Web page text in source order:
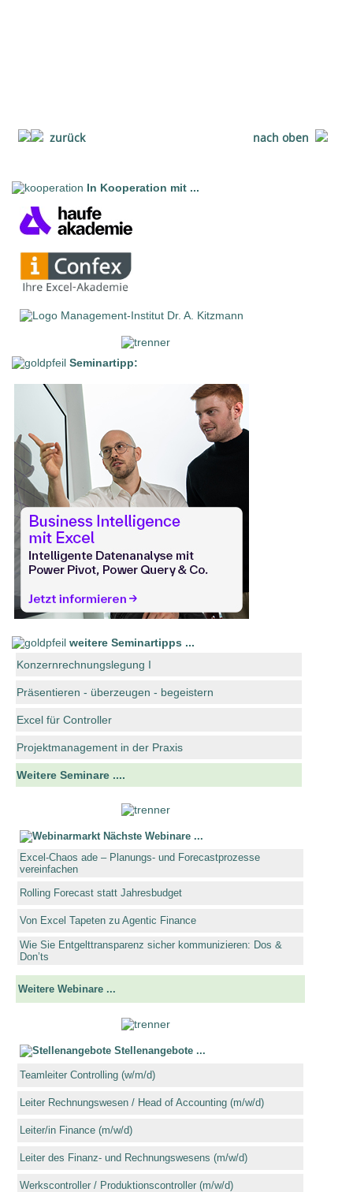
zurück nach oben
In Kooperation mit ...
Seminartipp:
weitere Seminartipps ...
Konzernrechnungslegung I
Präsentieren - überzeugen - begeistern
Excel für Controller
Projektmanagement in der Praxis
Weitere Seminare ....
Nächste Webinare ...
Excel-Chaos ade – Planungs- und Forecastprozesse
vereinfachen
Rolling Forecast statt Jahresbudget
Von Excel Tapeten zu Agentic Finance
Wie Sie Entgelttransparenz sicher kommunizieren: Dos &
Don’ts
Weitere Webinare ...
Stellenangebote ...
Teamleiter Controlling (w/m/d)
Leiter Rechnungswesen / Head of Accounting (m/w/d)
Leiter/in Finance (m/w/d)
Leiter des Finanz- und Rechnungswesens (m/w/d)
Werkscontroller / Produktionscontroller (m/w/d)